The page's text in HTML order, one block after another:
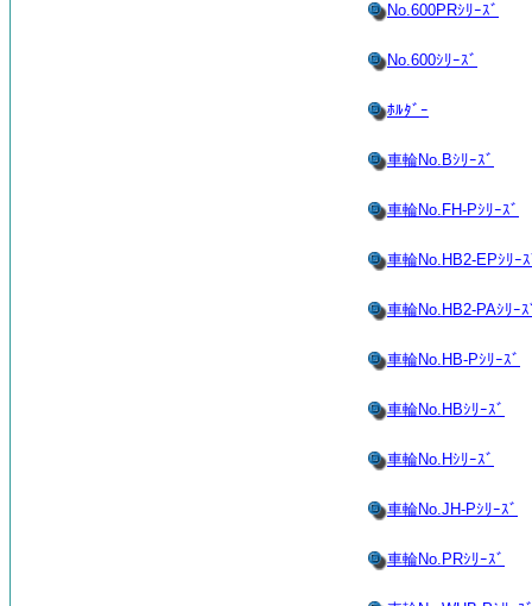
No.600PRｼﾘｰｽﾞ
No.600ｼﾘｰｽﾞ
ﾎﾙﾀﾞｰ
車輪No.Bｼﾘｰｽﾞ
車輪No.FH-Pｼﾘｰｽﾞ
車輪No.HB2-EPｼﾘｰ
車輪No.HB2-PAｼﾘｰ
車輪No.HB-Pｼﾘｰｽﾞ
車輪No.HBｼﾘｰｽﾞ
車輪No.Hｼﾘｰｽﾞ
車輪No.JH-Pｼﾘｰｽﾞ
車輪No.PRｼﾘｰｽﾞ